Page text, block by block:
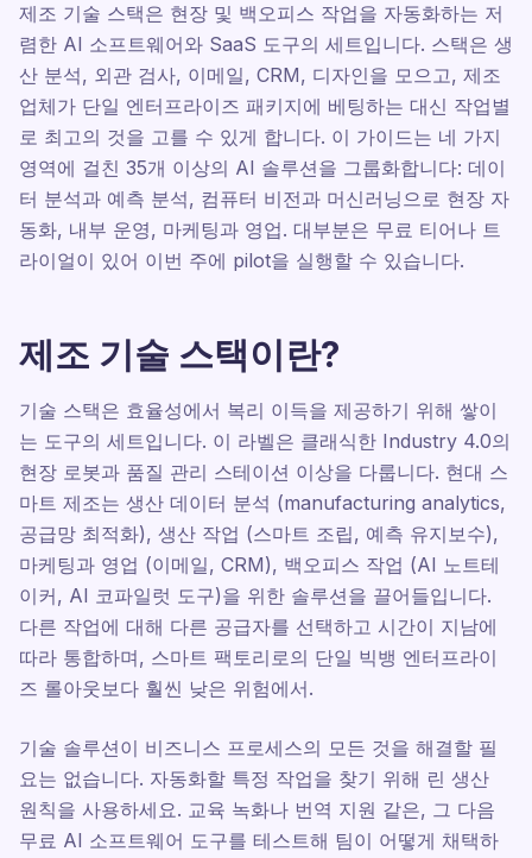
제조 기술 스택은 현장 및 백오피스 작업을 자동화하는 저
렴한 AI 소프트웨어와 SaaS 도구의 세트입니다. 스택은 생
산 분석, 외관 검사, 이메일, CRM, 디자인을 모으고, 제조
업체가 단일 엔터프라이즈 패키지에 베팅하는 대신 작업별
로 최고의 것을 고를 수 있게 합니다. 이 가이드는 네 가지
영역에 걸친 35개 이상의 AI 솔루션을 그룹화합니다: 데이
터 분석과 예측 분석, 컴퓨터 비전과 머신러닝으로 현장 자
동화, 내부 운영, 마케팅과 영업. 대부분은 무료 티어나 트
라이얼이 있어 이번 주에 pilot을 실행할 수 있습니다.
제조 기술 스택이란?
기술 스택은 효율성에서 복리 이득을 제공하기 위해 쌓이
는 도구의 세트입니다. 이 라벨은 클래식한 Industry 4.0의
현장 로봇과 품질 관리 스테이션 이상을 다룹니다. 현대 스
마트 제조는 생산 데이터 분석 (manufacturing analytics,
공급망 최적화), 생산 작업 (스마트 조립, 예측 유지보수),
마케팅과 영업 (이메일, CRM), 백오피스 작업 (AI 노트테
이커, AI 코파일럿 도구)을 위한 솔루션을 끌어들입니다.
다른 작업에 대해 다른 공급자를 선택하고 시간이 지남에
따라 통합하며, 스마트 팩토리로의 단일 빅뱅 엔터프라이
즈 롤아웃보다 훨씬 낮은 위험에서.
기술 솔루션이 비즈니스 프로세스의 모든 것을 해결할 필
요는 없습니다. 자동화할 특정 작업을 찾기 위해 린 생산
원칙을 사용하세요. 교육 녹화나 번역 지원 같은, 그 다음
무료 AI 소프트웨어 도구를 테스트해 팀이 어떻게 채택하